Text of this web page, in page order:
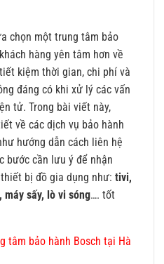
chọn một trung tâm bảo
hàng yên tâm hơn về
kiệm thời gian, chi phí và
đáng có khi xử lý các vấn
tử. Trong bài viết này,
về các dịch vụ bảo hành
hướng dẫn cách liên hệ
bước cần lưu ý để nhận
bị đồ gia dụng như: tivi,
sấy, lò vi sóng…. tốt
tâm bảo hành Bosch tại Hà